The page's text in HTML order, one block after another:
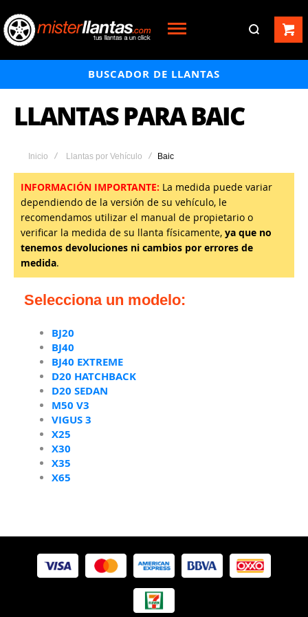
BUSCADOR DE LLANTAS
LLANTAS PARA BAIC
Inicio Llantas por Vehículo Baic
INFORMACIÓN IMPORTANTE: La medida puede variar
dependiendo de la versión de su vehículo, le
recomendamos utilizar el manual de propietario o
verificar la medida de su llanta físicamente, ya que no
tenemos devoluciones ni cambios por errores de
medida.
Selecciona un modelo:
BJ20
BJ40
BJ40 EXTREME
D20 HATCHBACK
D20 SEDAN
M50 V3
VIGUS 3
X25
X30
X35
X65